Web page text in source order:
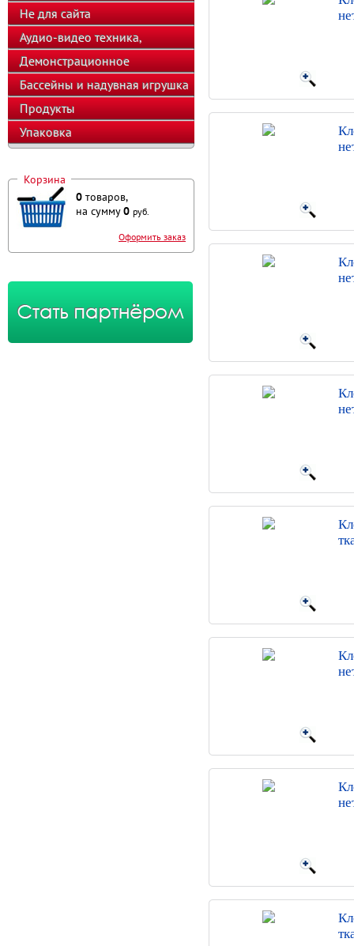
Не для сайта
Аудио-видео техника,
телефоны, калькуляторы
Демонстрационное
оборудование
Бассейны и надувная игрушка
Продукты
Упаковка
Корзина
0 товаров,
на сумму0 руб.
Оформить заказ